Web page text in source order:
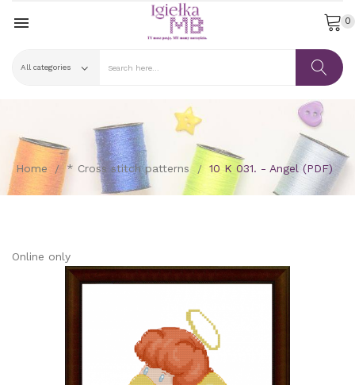
 0
Home * Cross stitch patterns 10 K 031. - Angel (PDF)
Online only